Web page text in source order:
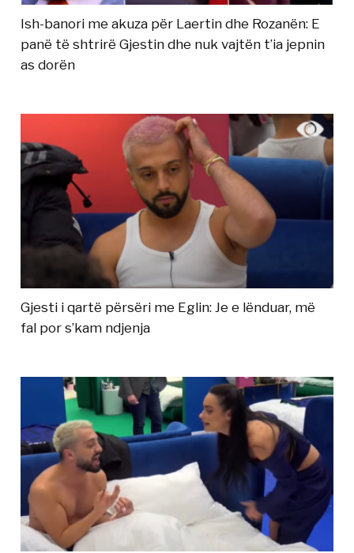
Ish-banori me akuza për Laertin dhe Rozanën: E
panë të shtrirë Gjestin dhe nuk vajtën t’ia jepnin
as dorën
Gjesti i qartë përsëri me Eglin: Je e lënduar, më
fal por s’kam ndjenja